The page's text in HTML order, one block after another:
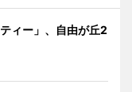
ィー」、自由が丘2